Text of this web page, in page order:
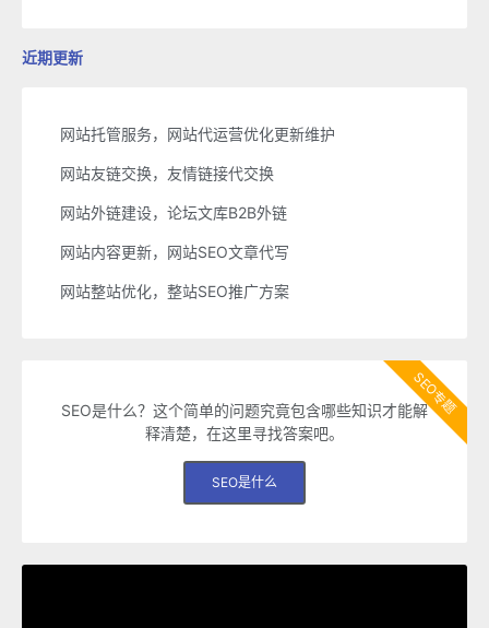
近期更新
网站托管服务，网站代运营优化更新维护
网站友链交换，友情链接代交换
网站外链建设，论坛文库B2B外链
网站内容更新，网站SEO文章代写
网站整站优化，整站SEO推广方案
SEO是什么？这个简单的问题究竟包含哪些知识才能解
释清楚，在这里寻找答案吧。
SEO是什么
SEO专题